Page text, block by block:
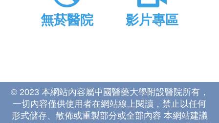
無菸醫院 影片專區
© 2023 本網站內容屬中國醫藥大學附設醫院所有，
一切內容僅供使用者在網站線上閱讀，禁止以任何
形式儲存、散佈或重製部分或全部內容 本網站建議